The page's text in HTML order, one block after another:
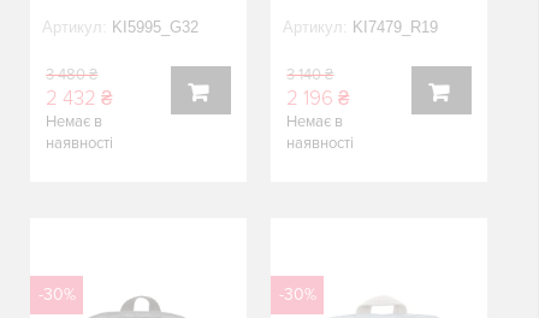
Артикул: KI5995_G32
3 480 ₴
2 432 ₴
Немає в
наявності
Артикул: KI7479_R19
3 140 ₴
2 196 ₴
Немає в
наявності
-30% -30%